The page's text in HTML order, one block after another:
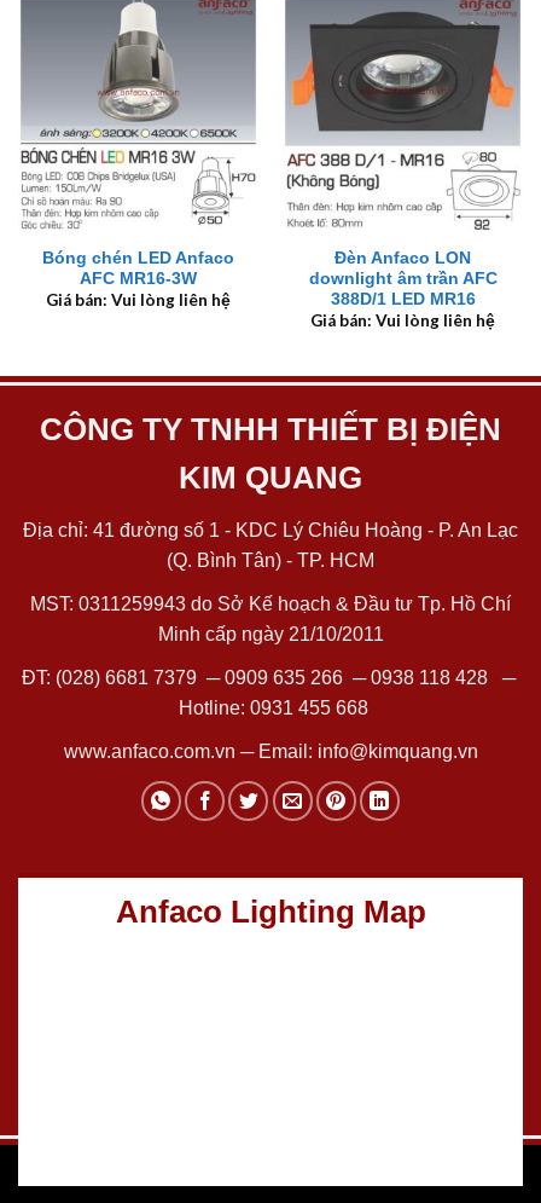
Bóng chén LED Anfaco
AFC MR16-3W
Giá bán: Vui lòng liên hệ
Đèn Anfaco LON
downlight âm trần AFC
388D/1 LED MR16
Giá bán: Vui lòng liên hệ
CÔNG TY TNHH THIẾT BỊ ĐIỆN
KIM QUANG
Địa chỉ: 41 đường số 1 - KDC Lý Chiêu Hoàng - P. An Lạc
(Q. Bình Tân) - TP. HCM
MST: 0311259943 do Sở Kế hoạch & Đầu tư Tp. Hồ Chí
Minh cấp ngày 21/10/2011
ĐT: (028) 6681 7379 ─0909 635 266─0938 118 428─
Hotline: 0931 455 668
www.anfaco.com.vn ─ Email: info@kimquang.vn
Anfaco Lighting Map